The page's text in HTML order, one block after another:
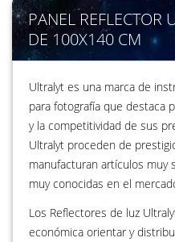
PANEL REFLECTOR
DE 100X140 CM
Ultralyt es una marca de
para fotografía que destaca
y la competitividad de sus
Ultralyt proceden de
manufacturan artículos muy
muy conocidas en el
Los Reflectores de luz
económica orientar y